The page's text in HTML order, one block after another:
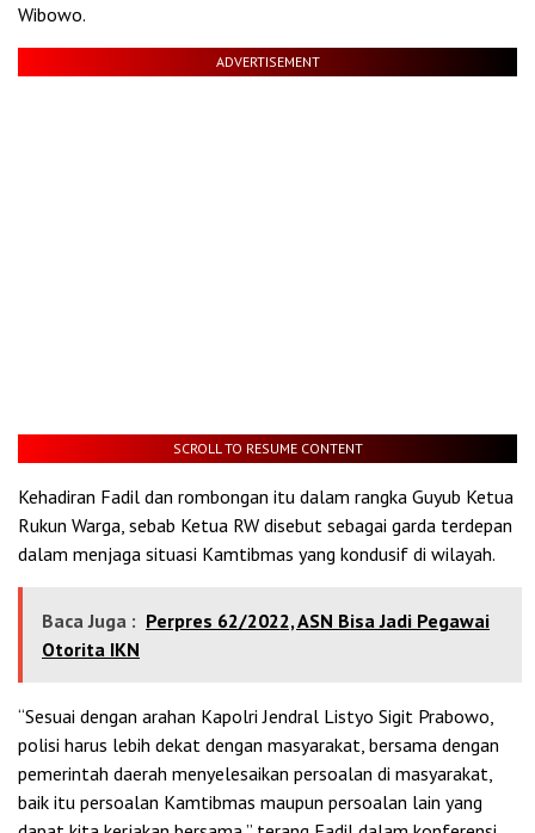
Wibowo.
ADVERTISEMENT
SCROLL TO RESUME CONTENT
Kehadiran Fadil dan rombongan itu dalam rangka Guyub Ketua
Rukun Warga, sebab Ketua RW disebut sebagai garda terdepan
dalam menjaga situasi Kamtibmas yang kondusif di wilayah.
Baca Juga : Perpres 62/2022, ASN Bisa Jadi Pegawai
Otorita IKN
“Sesuai dengan arahan Kapolri Jendral Listyo Sigit Prabowo,
polisi harus lebih dekat dengan masyarakat, bersama dengan
pemerintah daerah menyelesaikan persoalan di masyarakat,
baik itu persoalan Kamtibmas maupun persoalan lain yang